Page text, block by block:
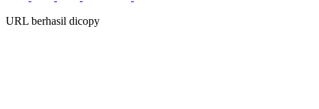
URL berhasil dicopy